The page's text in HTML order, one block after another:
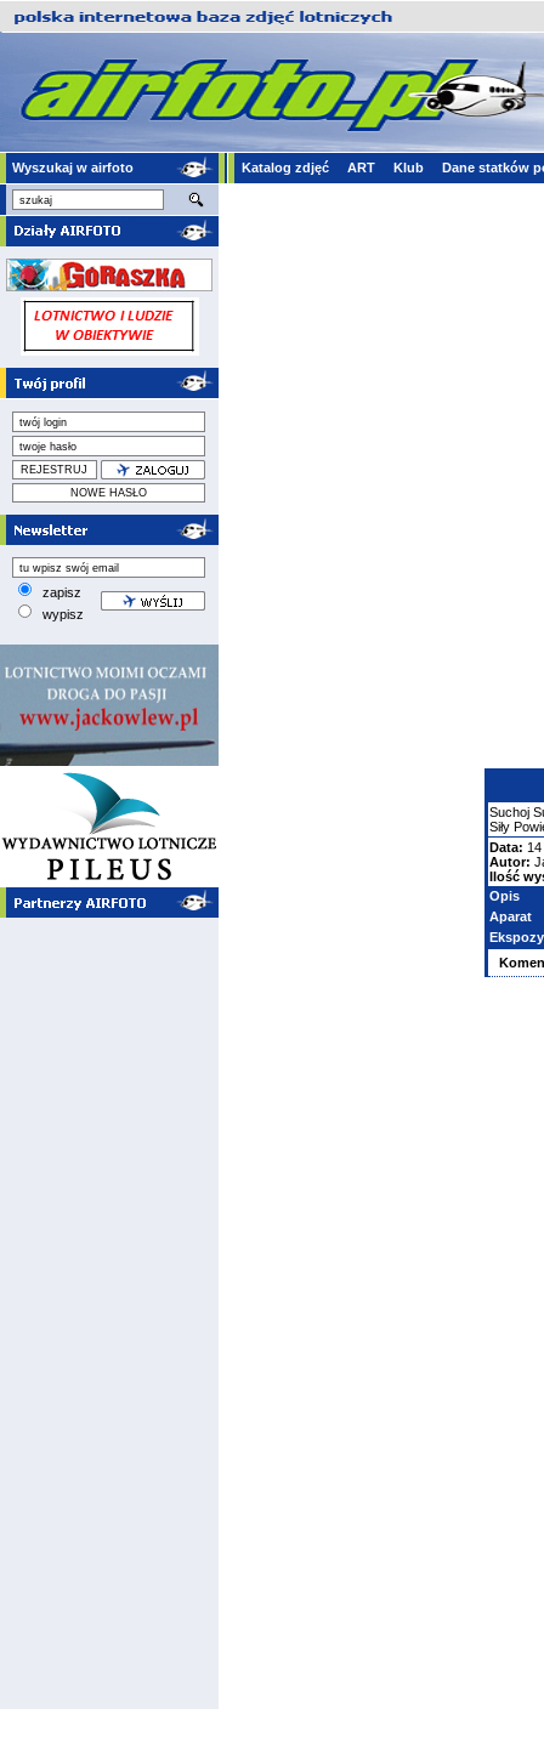
Wyszukaj w airfoto Katalog zdjęć ART Klub Dane statków
zapisz
wypisz
Suchoj
Siły
Data:
Autor:
Ilość
Opis
Aparat